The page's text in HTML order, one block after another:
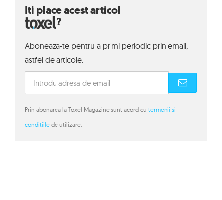
Iti place acest articol
?
Aboneaza-te pentru a primi periodic prin email,
astfel de articole.
Prin abonarea la Toxel Magazine sunt acord cu termenii si
conditiile de utilizare.